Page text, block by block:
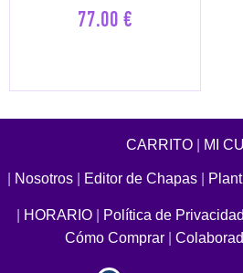
77.00 €
CARRITO| MI
Nosotros Editor de Chapas
HORARIO Política de Privacidad
Cómo Comprar